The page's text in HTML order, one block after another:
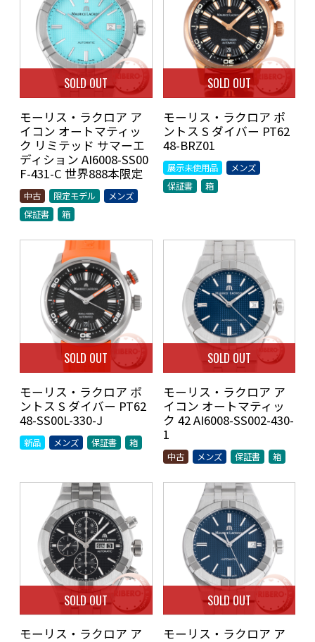
SOLD OUT
モーリス・ラクロア ア
イコン オートマティッ
ク リミテッド サマーエ
ディション AI6008-SS00
F-431-C 世界888本限定
中古 限定モデル
メンズ
保証書
箱
SOLD OUT
モーリス・ラクロア ポ
ントス S ダイバー PT62
48-BRZ01
展示未使用品
メンズ
保証書
箱
SOLD OUT
モーリス・ラクロア ポ
ントス S ダイバー PT62
48-SS00L-330-J
新品 メンズ 保証書 箱
SOLD OUT
モーリス・ラクロア ア
イコン オートマティッ
ク 42 AI6008-SS002-430-
1
中古 メンズ 保証書 箱
SOLD OUT
モーリス・ラクロア ア
SOLD OUT
モーリス・ラクロア ア